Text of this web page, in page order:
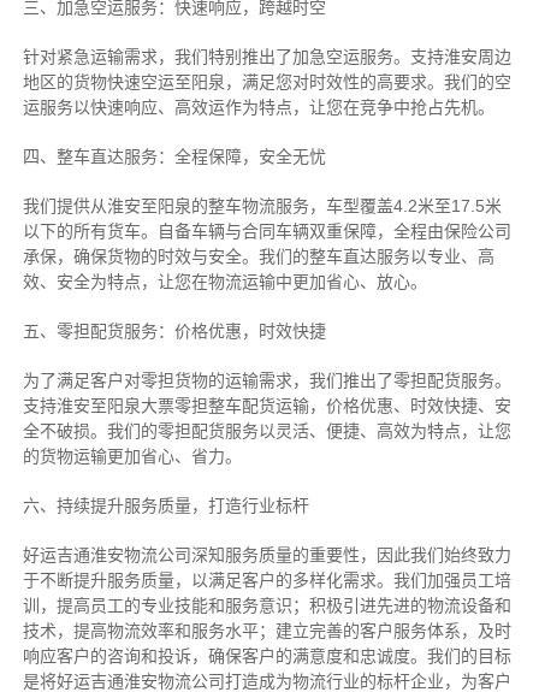
三、加急空运服务：快速响应，跨越时空
针对紧急运输需求，我们特别推出了加急空运服务。支持淮安周边
地区的货物快速空运至阳泉，满足您对时效性的高要求。我们的空
运服务以快速响应、高效运作为特点，让您在竞争中抢占先机。
四、整车直达服务：全程保障，安全无忧
我们提供从淮安至阳泉的整车物流服务，车型覆盖4.2米至17.5米
以下的所有货车。自备车辆与合同车辆双重保障，全程由保险公司
承保，确保货物的时效与安全。我们的整车直达服务以专业、高
效、安全为特点，让您在物流运输中更加省心、放心。
五、零担配货服务：价格优惠，时效快捷
为了满足客户对零担货物的运输需求，我们推出了零担配货服务。
支持淮安至阳泉大票零担整车配货运输，价格优惠、时效快捷、安
全不破损。我们的零担配货服务以灵活、便捷、高效为特点，让您
的货物运输更加省心、省力。
六、持续提升服务质量，打造行业标杆
好运吉通淮安物流公司深知服务质量的重要性，因此我们始终致力
于不断提升服务质量，以满足客户的多样化需求。我们加强员工培
训，提高员工的专业技能和服务意识；积极引进先进的物流设备和
技术，提高物流效率和服务水平；建立完善的客户服务体系，及时
响应客户的咨询和投诉，确保客户的满意度和忠诚度。我们的目标
是将好运吉通淮安物流公司打造成为物流行业的标杆企业，为客户